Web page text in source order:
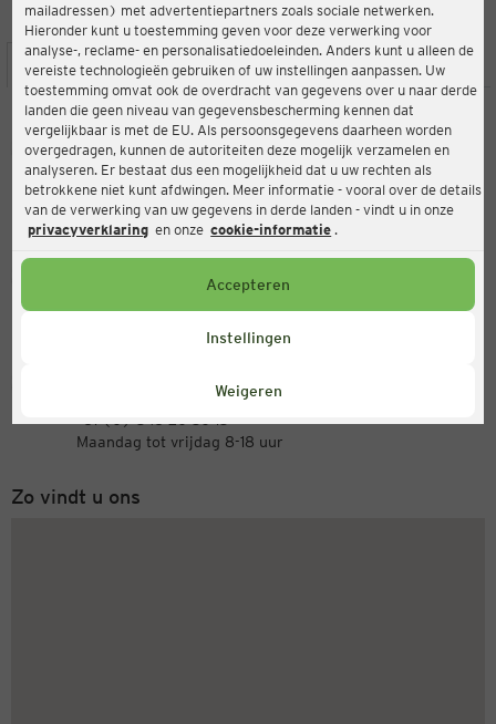
mailadressen) met advertentiepartners zoals sociale netwerken.
Hieronder kunt u toestemming geven voor deze verwerking voor
analyse-, reclame- en personalisatiedoeleinden. Anders kunt u alleen de
vereiste technologieën gebruiken of uw instellingen aanpassen. Uw
toestemming omvat ook de overdracht van gegevens over u naar derde
landen die geen niveau van gegevensbescherming kennen dat
vergelijkbaar is met de EU. Als persoonsgegevens daarheen worden
overgedragen, kunnen de autoriteiten deze mogelijk verzamelen en
analyseren. Er bestaat dus een mogelijkheid dat u uw rechten als
betrokkene niet kunt afdwingen. Meer informatie - vooral over de details
van de verwerking van uw gegevens in derde landen - vindt u in onze
privacyverklaring en onze cookie-informatie .
Accepteren
Instellingen
Weigeren
4,7
Beoordeling:
LOCATIE SERVICES ASSORTIMENT ACTIES
Ernsting's family
Rheindorfer Straße 48-56, 40764 Langenfeld
(Rheinland)
Openingstijden vandaag:
09:00 - 20:00
Servicenummer
Maandag tot vrijdag 8-18 uur
Zo vindt u ons